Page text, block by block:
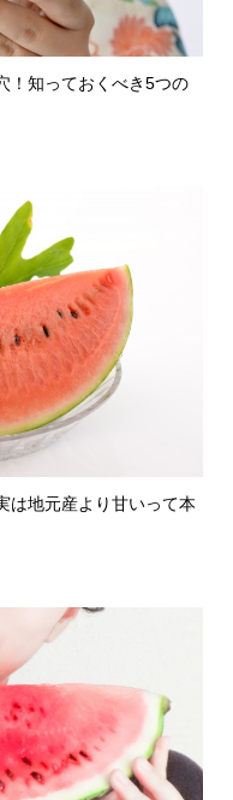
！知っておくべき5つの
は地元産より甘いって本